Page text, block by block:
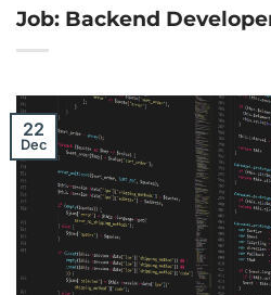
Job: Backend
22
Dec